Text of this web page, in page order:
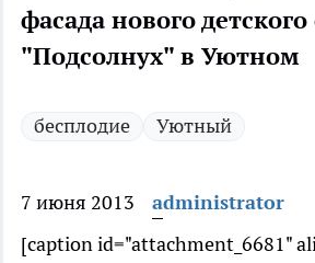
фасада нового детского
"Подсолнух" в Уютном
бесплодие Уютный
7 июня 2013
administrator
[caption id="attachment_6681"